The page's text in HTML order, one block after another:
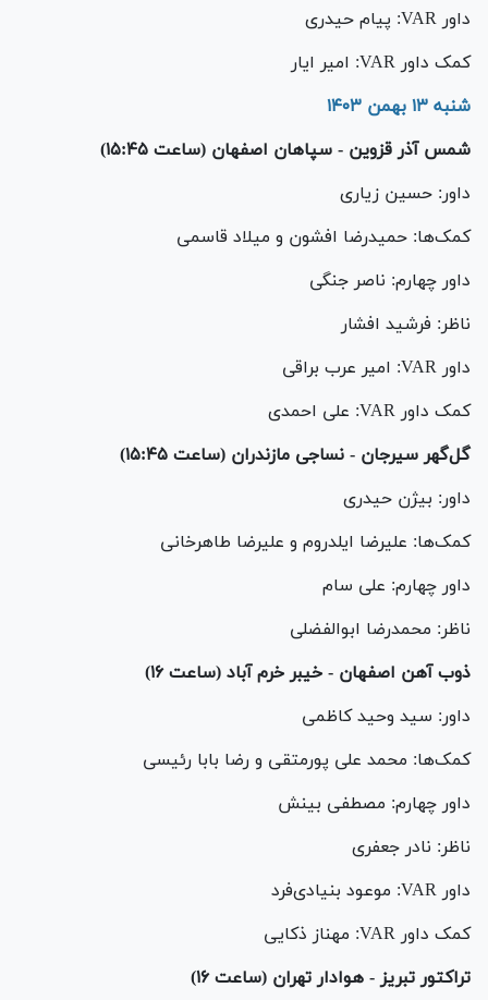
داور VAR: پیام حیدری
کمک داور VAR: امیر ایار
شنبه ۱۳ بهمن ۱۴۰۳
شمس آذر قزوین - سپاهان اصفهان (ساعت ۱۵:۴۵)
داور: حسین زیاری
کمک‌ها: حمیدرضا افشون و میلاد قاسمی
داور چهارم: ناصر جنگی
ناظر: فرشید افشار
داور VAR: امیر عرب براقی
کمک داور VAR: علی احمدی
گل‌گهر سیرجان - نساجی مازندران (ساعت ۱۵:۴۵)
داور: بیژن حیدری
کمک‌ها: علیرضا ایلدروم و علیرضا طاهرخانی
داور چهارم: علی سام
ناظر: محمدرضا ابوالفضلی
ذوب آهن اصفهان - خیبر خرم آباد (ساعت ۱۶)
داور: سید وحید کاظمی
کمک‌ها: محمد علی پورمتقی و رضا بابا رئیسی
داور چهارم: مصطفی بینش
ناظر: نادر جعفری
داور VAR: موعود بنیادی‌فرد
کمک داور VAR: مهناز ذکایی
تراکتور تبریز - هوادار تهران (ساعت ۱۶)